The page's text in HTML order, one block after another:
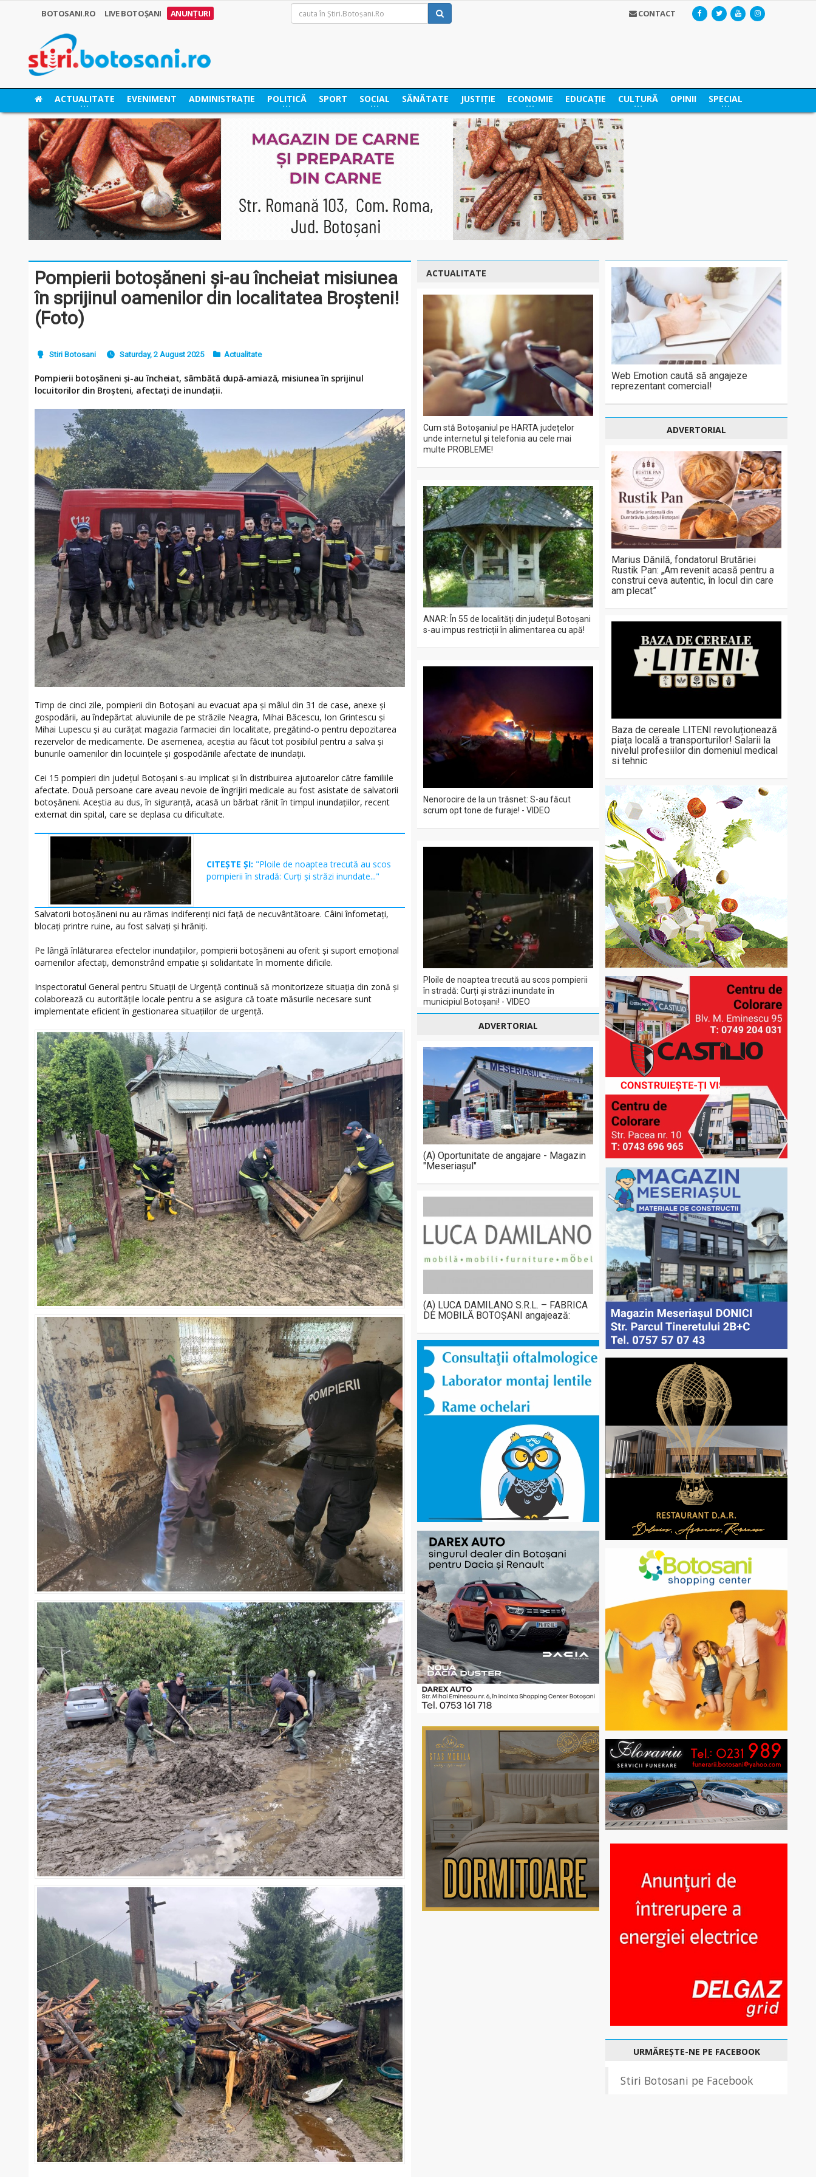
BOTOSANI.RO LIVE BOTOȘANI ANUNȚURI CONTACT
ACTUALITATE EVENIMENT ADMINISTRAȚIE POLITICĂ SPORT SOCIAL SĂNĂTATE JUSTIȚIE ECONOMIE EDUCAȚIE CULTURĂ OPINII SPECIAL
Pompierii botoșăneni și-au încheiat misiunea
în sprijinul oamenilor din localitatea Broșteni!
(Foto)
Stiri Botosani Saturday, 2 August 2025 Actualitate
Pompierii botoșăneni și-au încheiat, sâmbătă după-amiază, misiunea în sprijinul
locuitorilor din Broșteni, afectați de inundații.
Timp de cinci zile, pompierii din Botoșani au evacuat apa și mâlul din 31 de case, anexe și
gospodării, au îndepărtat aluviunile de pe străzile Neagra, Mihai Băcescu, Ion Grintescu și
Mihai Lupescu și au curățat magazia farmaciei din localitate, pregătind-o pentru depozitarea
rezervelor de medicamente. De asemenea, aceștia au făcut tot posibilul pentru a salva și
bunurile oamenilor din locuințele și gospodăriile afectate de inundații.
Cei 15 pompieri din județul Botoșani s-au implicat și în distribuirea ajutoarelor către familiile
afectate. Două persoane care aveau nevoie de îngrijiri medicale au fost asistate de salvatorii
botoșăneni. Aceștia au dus, în siguranță, acasă un bărbat rănit în timpul inundațiilor, recent
externat din spital, care se deplasa cu dificultate.
CITEȘTE ȘI: "Ploile de noaptea trecută au scos
pompierii în stradă: Curți și străzi inundate..."
Salvatorii botoșăneni nu au rămas indiferenți nici față de necuvântătoare. Câini înfometați,
blocați printre ruine, au fost salvați și hrăniți.
Pe lângă înlăturarea efectelor inundațiilor, pompierii botoșăneni au oferit și suport emoțional
oamenilor afectați, demonstrând empatie și solidaritate în momente dificile.
Inspectoratul General pentru Situații de Urgență continuă să monitorizeze situația din zonă și
colaborează cu autoritățile locale pentru a se asigura că toate măsurile necesare sunt
implementate eficient în gestionarea situațiilor de urgență.
ACTUALITATE
Cum stă Botoșaniul pe HARTA județelor
unde internetul și telefonia au cele mai
multe PROBLEME!
ANAR: În 55 de localități din județul Botoșani
s-au impus restricții în alimentarea cu apă!
Nenorocire de la un trăsnet: S-au făcut
scrum opt tone de furaje! - VIDEO
Ploile de noaptea trecută au scos pompierii
în stradă: Curți și străzi inundate în
municipiul Botoșani! - VIDEO
ADVERTORIAL
(A) Oportunitate de angajare - Magazin
"Meseriașul"
(A) LUCA DAMILANO S.R.L. – FABRICA
DE MOBILĂ BOTOȘANI angajează:
Web Emotion caută să angajeze
reprezentant comercial!
ADVERTORIAL
Marius Dănilă, fondatorul Brutăriei
Rustik Pan: „Am revenit acasă pentru a
construi ceva autentic, în locul din care
am plecat”
Baza de cereale LITENI revoluționează
piața locală a transporturilor! Salarii la
nivelul profesiilor din domeniul medical
si tehnic
URMĂREȘTE-NE PE FACEBOOK
Stiri Botosani pe Facebook